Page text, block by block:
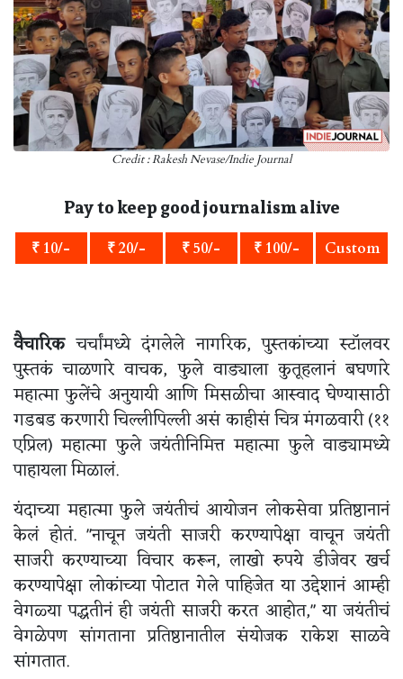
Credit : Rakesh Nevase/Indie Journal
Pay to keep good journalism alive
₹ 10/- ₹ 20/- ₹ 50/- ₹ 100/- Custom
वैचारिकचर्चांमध्ये दंगलेले नागरिक, पुस्तकांच्या स्टॉलवर
पुस्तकं चाळणारे वाचक, फुले वाड्याला कुतूहलानं बघणारे
महात्मा फुलेंचे अनुयायी आणि मिसळीचा आस्वाद घेण्यासाठी
गडबड करणारी चिल्लीपिल्ली असं काहीसं चित्र मंगळवारी (११
एप्रिल) महात्मा फुले जयंतीनिमित्त महात्मा फुले वाड्यामध्ये
पाहायला मिळालं.
यंदाच्या महात्मा फुले जयंतीचं आयोजन लोकसेवा प्रतिष्ठानानं
केलं होतं. "नाचून जयंती साजरी करण्यापेक्षा वाचून जयंती
साजरी करण्याच्या विचार करून, लाखो रुपये डीजेवर खर्च
करण्यापेक्षा लोकांच्या पोटात गेले पाहिजेत या उद्देशानं आम्ही
वेगळ्या पद्धतीनं ही जयंती साजरी करत आहोत," या जयंतीचं
वेगळेपण सांगताना प्रतिष्ठानातील संयोजक राकेश साळवे
सांगतात.